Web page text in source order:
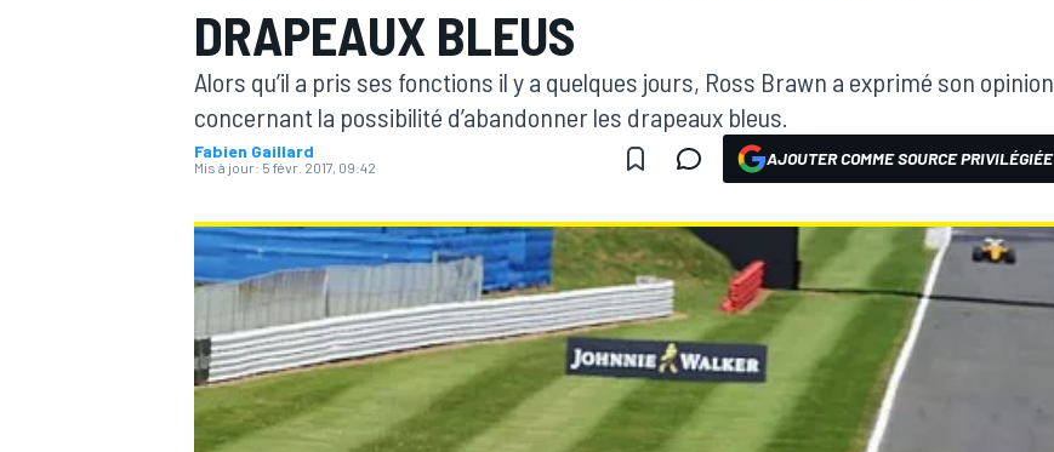
DRAPEAUX BLEUS
Alors qu’il a pris ses fonctions il y a quelques jours, Ross Brawn a exprimé son opinion
concernant la possibilité d’abandonner les drapeaux bleus.
Fabien Gaillard
Mis à jour: 5 févr. 2017, 09:42 AJOUTER COMME SOURCE PRIVILÉGIÉE